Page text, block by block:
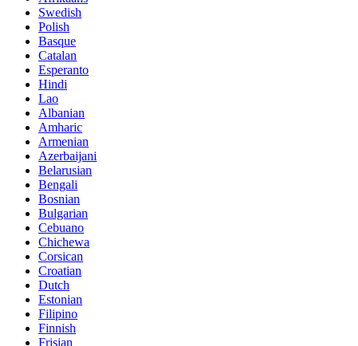
Swedish
Polish
Basque
Catalan
Esperanto
Hindi
Lao
Albanian
Amharic
Armenian
Azerbaijani
Belarusian
Bengali
Bosnian
Bulgarian
Cebuano
Chichewa
Corsican
Croatian
Dutch
Estonian
Filipino
Finnish
Frisian